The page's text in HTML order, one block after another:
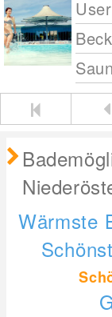
Wärmste